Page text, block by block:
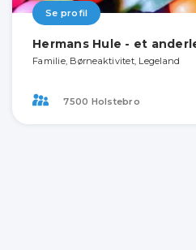
Se profil
Hermans Hule - et
Familie, Børneaktivitet, Legeland
7500 Holstebro